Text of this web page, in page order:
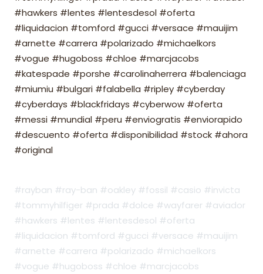
#hawkers #lentes #lentesdesol #oferta
#liquidacion #tomford #gucci #versace #mauijim
#arnette #carrera #polarizado #michaelkors
#vogue #hugoboss #chloe #marcjacobs
#katespade #porshe #carolinaherrera #balenciaga
#miumiu #bulgari #falabella #ripley #cyberday
#cyberdays #blackfridays #cyberwow #oferta
#messi #mundial #peru #enviogratis #enviorapido
#descuento #oferta #disponibilidad #stock #ahora
#original
#rayban #ray-ban #oakley #fossil #casio #invicta
#tommyhilfiger #prada #dolce #wayfarer #aviador
#hawkers #lentes #lentesdesol #oferta
#liquidacion #tomford #gucci #versace #mauijim
#arnette #carrera #polarizado #michaelkors
#vogue #hugoboss #chloe #marcjacobs